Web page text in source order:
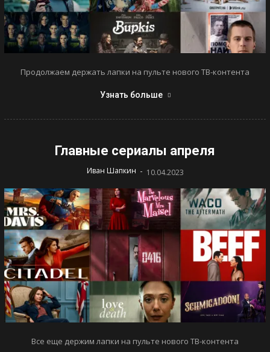
Продолжаем держать лапки на пульте нового ТВ-контента
Узнать больше
Главные сериалы апреля
Иван Шапкин - 10.04.2023
Все еще держим лапки на пульте нового ТВ-контента